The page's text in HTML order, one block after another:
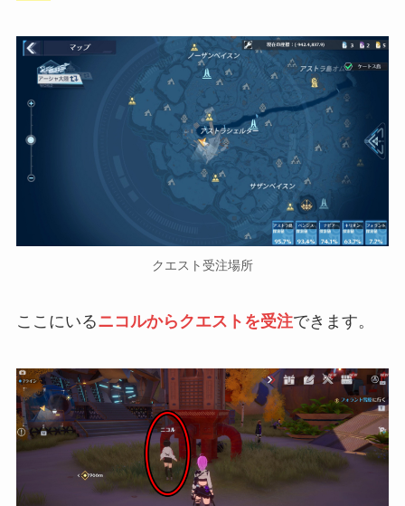
クエスト受注場所
ここにいるニコルからクエストを受注できます。